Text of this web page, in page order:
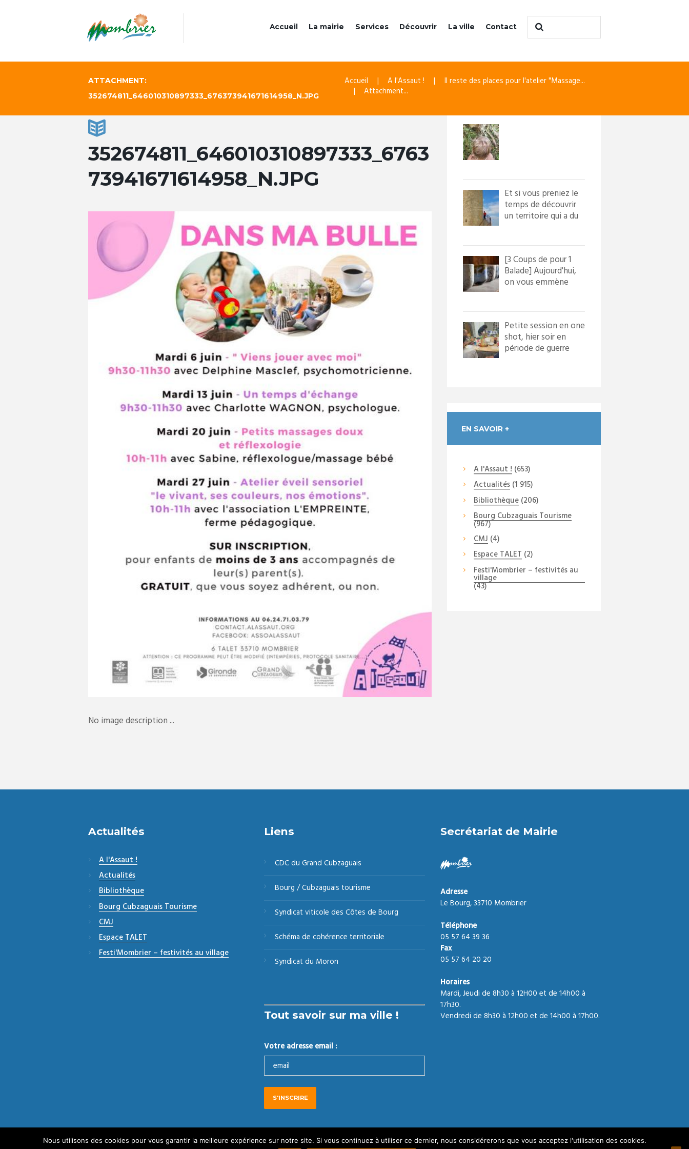
Accueil La mairie Services Découvrir La ville Contact
ATTACHMENT:
352674811_646010310897333_676373941671614958_N.JPG
Accueil A l'Assaut !
Il reste des places pour l'atelier "Massage...
Attachment...
352674811_646010310897333_6763
73941671614958_N.JPG
No image description ...
Et si vous preniez le
temps de découvrir
un territoire qui a du
[3 Coups de pour 1
Balade] Aujourd'hui,
on vous emmène
Petite session en one
shot, hier soir en
période de guerre
EN SAVOIR +
A l'Assaut ! (653)
Actualités(1 915)
Bibliothèque(206)
Bourg Cubzaguais Tourisme
(967)
CMJ (4)
Espace TALET (2)
Festi'Mombrier – festivités au
village
(43)
Actualités
A l'Assaut !
Actualités
Bibliothèque
Bourg Cubzaguais Tourisme
CMJ
Espace TALET
Festi'Mombrier – festivités au village
Liens
CDC du Grand Cubzaguais
Bourg / Cubzaguais tourisme
Syndicat viticole des Côtes de Bourg
Schéma de cohérence territoriale
Syndicat du Moron
Tout savoir sur ma ville !
Votre adresse email :
Secrétariat de Mairie
Adresse
Le Bourg, 33710 Mombrier
Téléphone
05 57 64 39 36
Fax
05 57 64 20 20
Horaires
Mardi, Jeudi de 8h30 à 12H00 et de 14h00 à
17h30.
Vendredi de 8h30 à 12h00 et de 14h00 à 17h00.
Agence de communication à Bordeaux© 2026 Tous droits réservés Politique de confidentialité
Nous utilisons des cookies pour vous garantir la meilleure expérience sur notre site. Si vous continuez à utiliser ce dernier, nous considérerons que vous acceptez l'utilisation des cookies.